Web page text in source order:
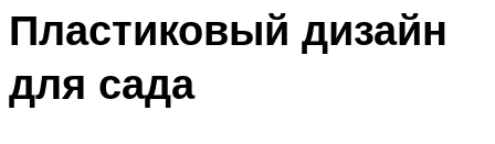
Пластиковый дизайн
для сада